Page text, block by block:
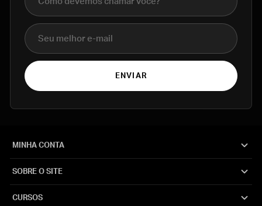
E-mail
ENVIAR
MINHA CONTA
SOBRE O SITE
CURSOS